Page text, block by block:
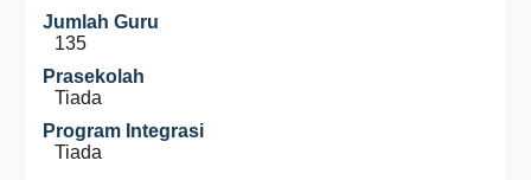
Jumlah Guru
135
Prasekolah
Tiada
Program Integrasi
Tiada